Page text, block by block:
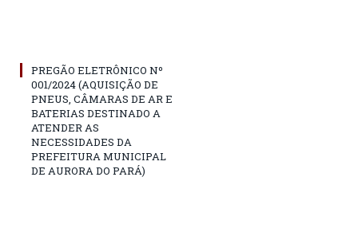
PREGÃO ELETRÔNICO Nº
001/2024 (AQUISIÇÃO DE
PNEUS, CÂMARAS DE AR E
BATERIAS DESTINADO A
ATENDER AS
NECESSIDADES DA
PREFEITURA MUNICIPAL
DE AURORA DO PARÁ)